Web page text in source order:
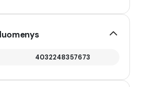
4032248357673